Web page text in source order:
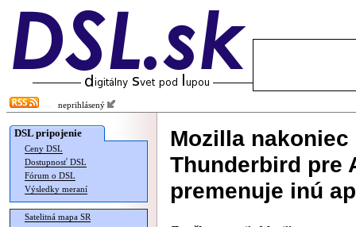
neprihlásený
DSL pripojenie
Ceny DSL
Dostupnosť DSL
Fórum o DSL
Výsledky meraní
Satelitná mapa SR
Mozilla
Thunderbird pre
premenuje inú